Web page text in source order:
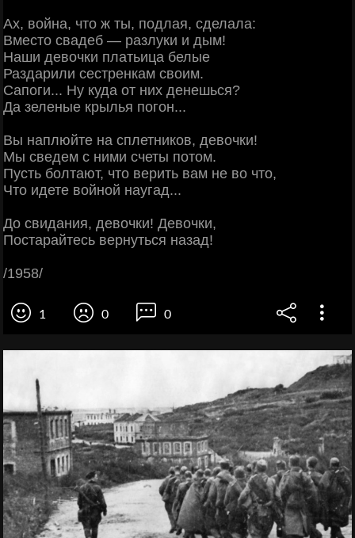
Ах, война, что ж ты, подлая, сделала:
Вместо свадеб — разлуки и дым!
Наши девочки платьица белые
Раздарили сестренкам своим.
Сапоги... Ну куда от них денешься?
Да зеленые крылья погон...
Вы наплюйте на сплетников, девочки!
Мы сведем с ними счеты потом.
Пусть болтают, что верить вам не во что,
Что идете войной наугад...
До свидания, девочки! Девочки,
Постарайтесь вернуться назад!
/1958/
1 0 0